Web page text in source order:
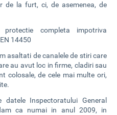
de la furt, ci, de asemenea, de
completa impotriva
14450
asaltati de canalele de stiri care
au avut loc in firme, cladiri sau
colosale, de cele mai multe ori,
Inspectoratului General
ca numai in anul 2009, in